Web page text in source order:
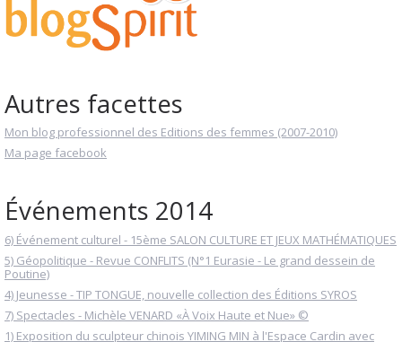
Autres facettes
Mon blog professionnel des Editions des femmes (2007-2010)
Ma page facebook
Événements 2014
6) Événement culturel - 15ème SALON CULTURE ET JEUX MATHÉMATIQUES
5) Géopolitique - Revue CONFLITS (N°1 Eurasie - Le grand dessein de
Poutine)
4) Jeunesse - TIP TONGUE, nouvelle collection des Éditions SYROS
7) Spectacles - Michèle VENARD «À Voix Haute et Nue» ©
1) Exposition du sculpteur chinois YIMING MIN à l'Espace Cardin avec